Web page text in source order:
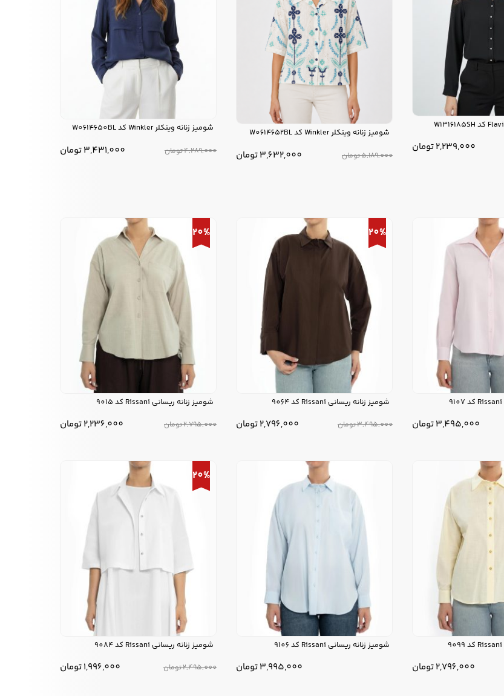
2,239,000تومان
شومیز زنانه وینکلر Winkler کد W0614652BL
5,189,000تومان 3,632,000تومان
شومیز زنانه وينكلر Winkler کد W0614650BL
4,289,000تومان 3,431,000تومان
3,495,000تومان
20%
شومیز زنانه ریسانی Rissani کد 9064
3,495,000تومان 2,796,000تومان
20%
شومیز زنانه ریسانی Rissani کد 9015
2,795,000تومان 2,236,000تومان
2,796,000تومان
شومیز زنانه ریسانی Rissani کد 9106
3,995,000تومان
20%
شومیز زنانه ریسانی Rissani کد 9084
2,495,000تومان 1,996,000تومان